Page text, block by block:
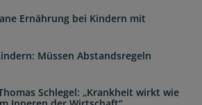
Ernährung bei Kindern mit
Müssen Abstandsregeln
Schlegel: „Krankheit wirkt wie